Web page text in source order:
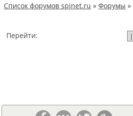
Список форумов spinet.ru » Форумы »
Перейти: